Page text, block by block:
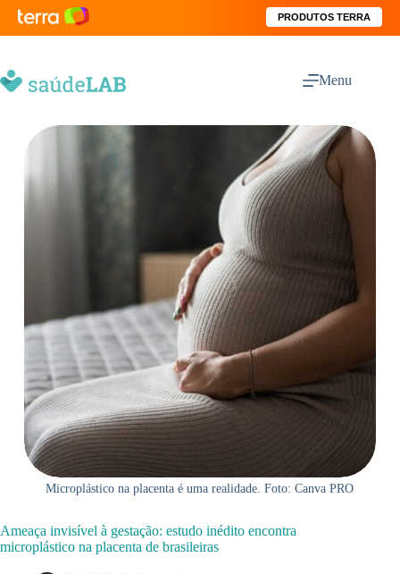
PRODUTOS TERRA
Menu
Microplástico na placenta é uma realidade. Foto: Canva PRO
Ameaça invisível à gestação: estudo inédito encontra
microplástico na placenta de brasileiras